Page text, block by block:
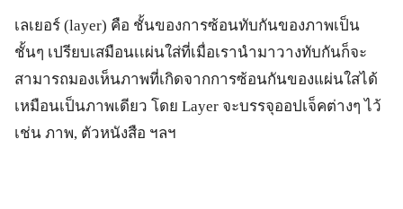
เลเยอร์ (layer) คือ ชั้นของการซ้อนทับกันของภาพเป็น
ชั้นๆ เปรียบเสมือนเเผ่นใส่ที่เมื่อเรานำมาวางทับกันก็จะ
สามารถมองเห็นภาพที่เกิดจากการซ้อนกันของแผ่นใสได้
เหมือนเป็นภาพเดียว โดย Layer จะบรรจุออปเจ็คต่างๆ ไว้
เช่น ภาพ, ตัวหนังสือ ฯลฯ